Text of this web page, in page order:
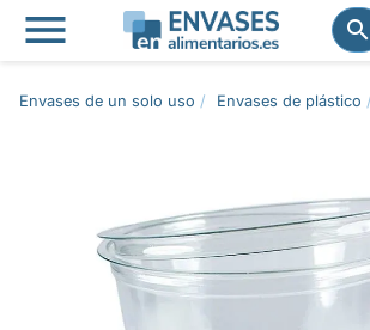
 

Envases de un solo uso Envases de plástico